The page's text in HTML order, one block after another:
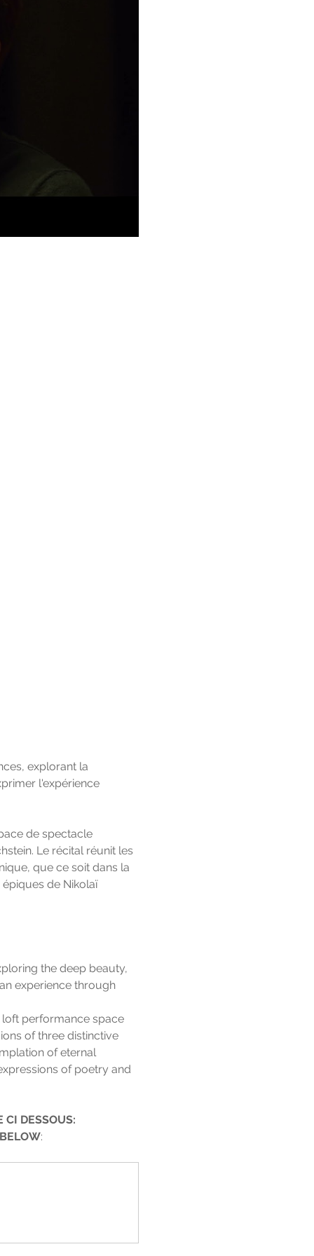
explorant la
l'expérience
de spectacle
Le récital réunit les
que ce soit dans la
de Nikolaï
the deep beauty,
experience through
loft performance space
of three distinctive
of eternal
of poetry and
CI DESSOUS:
: